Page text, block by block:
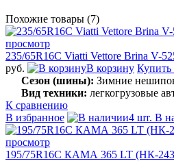
Похожие товары (7)
просмотр
235/65R16C Viatti Vettore Brina V-
руб.
В корзину Купить
Сезон (шины): Зимние
Вид техники: легкогрузовые
К сравнению
В избранное
4 шт. В
просмотр
195/75R16C КАМА 365 LT (НК-